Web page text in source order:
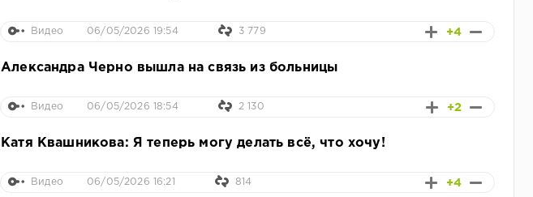
+4
Видео 06/05/2026 19:54 3 779
Александра Черно вышла на связь из больницы
+2
Видео 06/05/2026 18:54 2 130
Катя Квашникова: Я теперь могу делать всё, что хочу!
+4
Видео 06/05/2026 16:21 814